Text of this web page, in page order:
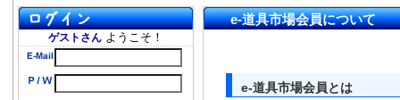
ゲストさん ようこそ！
e-道具市場会員について
e-道具市場会員とは